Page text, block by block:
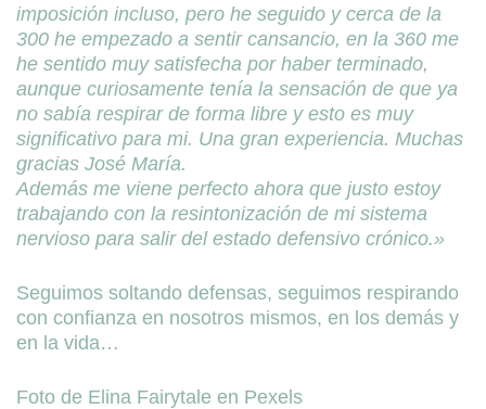
imposición incluso, pero he seguido y cerca de la
300 he empezado a sentir cansancio, en la 360 me
he sentido muy satisfecha por haber terminado,
aunque curiosamente tenía la sensación de que ya
no sabía respirar de forma libre y esto es muy
significativo para mi. Una gran experiencia. Muchas
gracias José María.
Además me viene perfecto ahora que justo estoy
trabajando con la resintonización de mi sistema
nervioso para salir del estado defensivo crónico.»
Seguimos soltando defensas, seguimos respirando
con confianza en nosotros mismos, en los demás y
en la vida…
Foto de Elina Fairytale en Pexels